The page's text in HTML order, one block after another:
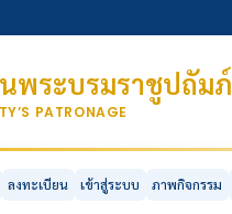
พระบรมราชูปถัมภ์
PATRONAGE
ลงทะเบียน เข้าสู่ระบบ ภาพกิจกรรม